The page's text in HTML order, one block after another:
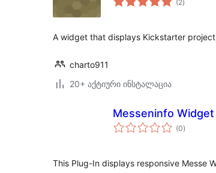
(2რეიტინგი
)
A widget that displays Kickstarter
charto911
20+ აქტიური ინსტალაცია
Messeninfo Widget
(0საერთო
რეიტინგი
)
This Plug-In displays responsive Messe